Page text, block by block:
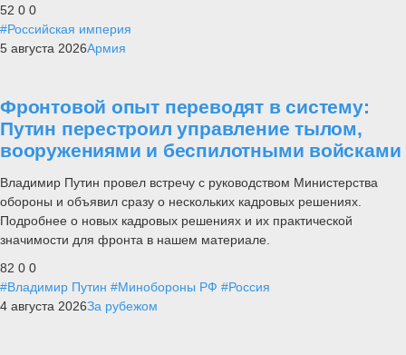
52 0 0
#Российская империя
5 августа 2026Армия
Фронтовой опыт переводят в систему:
Путин перестроил управление тылом,
вооружениями и беспилотными войсками
Владимир Путин провел встречу с руководством Министерства
обороны и объявил сразу о нескольких кадровых решениях.
Подробнее о новых кадровых решениях и их практической
значимости для фронта в нашем материале.
82 0 0
#Владимир Путин #Минобороны РФ #Россия
4 августа 2026За рубежом